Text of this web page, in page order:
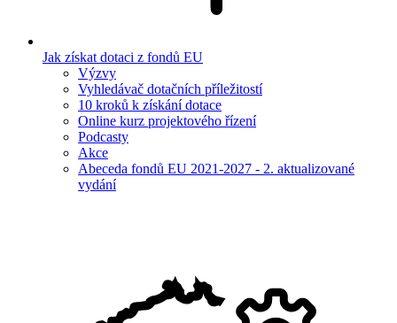
Jak získat dotaci z fondů EU
Výzvy
Vyhledávač dotačních příležitostí
10 kroků k získání dotace
Online kurz projektového řízení
Podcasty
Akce
Abeceda fondů EU 2021-2027 - 2. aktualizované
vydání